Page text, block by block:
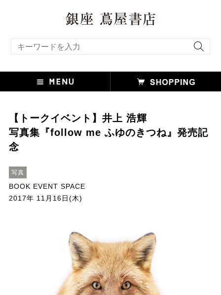
【トークイベント】井上 浩輝
写真集『follow me ふゆのきつね』発売記
念
写真
BOOK EVENT SPACE
2017年 11月16日(木)